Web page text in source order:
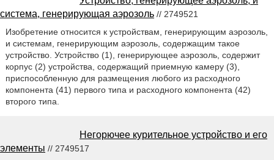
система, генерирующая аэрозоль // 2749521
Изобретение относится к устройствам, генерирующим аэрозоль,
и системам, генерирующим аэрозоль, содержащим такое
устройство. Устройство (1), генерирующее аэрозоль, содержит
корпус (2) устройства, содержащий приемную камеру (3),
приспособленную для размещения любого из расходного
компонента (41) первого типа и расходного компонента (42)
второго типа.
Негорючее курительное устройство и его
элементы // 2749517